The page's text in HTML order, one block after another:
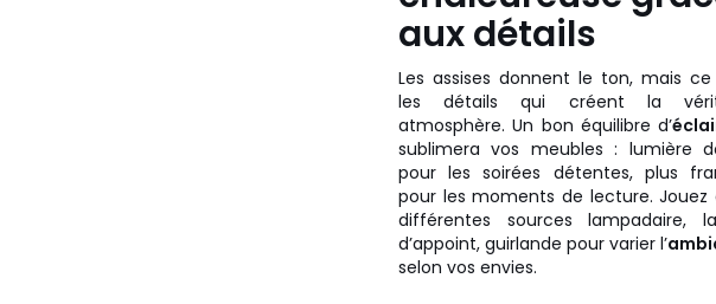
aux détails
Les assises donnent le ton, mais
les détails qui créent la
atmosphère. Un bon équilibre d’
sublimera vos meubles : lumière
pour les soirées détentes, plus
pour les moments de lecture. Jouez
différentes sources lampadaire,
d’appoint, guirlande pour varier l’
selon vos envies.